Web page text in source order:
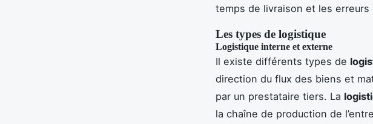
temps de livraison et les erreurs
Les types de logistique
Logistique interne et externe
Il existe différents types de
direction du flux des biens et
par un prestataire tiers. La
la chaîne de production de